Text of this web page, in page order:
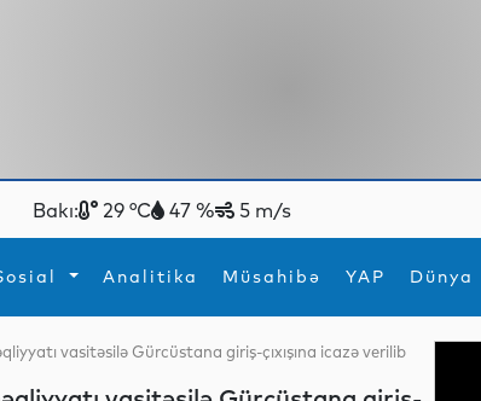
Bakı: 29 °C 47 % 5 m/s
Analitika Müsahibə YAP Dünya
vasitəsilə Gürcüstana giriş-çıxışına icazə verilib